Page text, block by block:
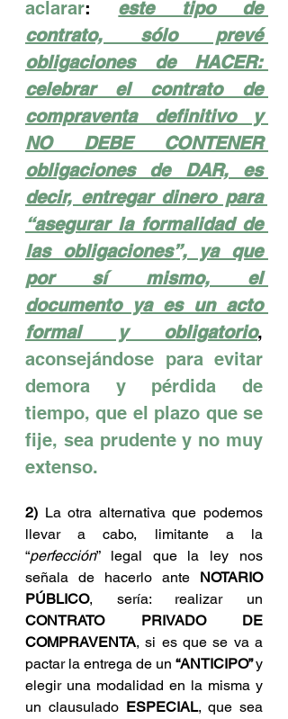
aclarar: este tipo de
contrato, sólo prevé
obligaciones de HACER:
celebrar el contrato de
compraventa definitivo y
NO DEBE CONTENER
obligaciones de DAR, es
decir, entregar dinero para
“asegurar la formalidad de
las obligaciones”, ya que
por sí mismo, el
documento ya es un acto
formal y obligatorio
aconsejándose para evitar
demora y pérdida de
tiempo, que el plazo que se
fije, sea prudente y no muy
extenso.
2) La otra alternativa que podemos
llevar a cabo, limitante a la
“perfección” legal que la ley nos
señala de hacerlo ante NOTARIO
PÚBLICO
CONTRATO PRIVADO DE
COMPRAVENTA, si es que se va a
pactar la entrega de un “ANTICIPO” y
elegir una modalidad en la misma y
un clausulado ESPECIAL, que sea